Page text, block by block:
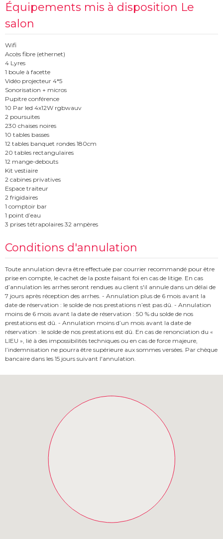
Équipements mis à disposition Le
salon
Wifi
Accès fibre (ethernet)
4 Lyres
1 boule à facette
Vidéo projecteur 4*5
Sonorisation + micros
Pupitre conférence
10 Par led 4x12W rgbwauv
2 poursuites
230 chaises noires
10 tables basses
12 tables banquet rondes 180cm
20 tables rectangulaires
12 mange-debouts
Kit vestiaire
2 cabines privatives
Espace traiteur
2 frigidaires
1 comptoir bar
1 point d’eau
3 prises tétrapolaires 32 ampères
Conditions d'annulation
Toute annulation devra être effectuée par courrier recommandé pour être
prise en compte, le cachet de la poste faisant foi en cas de litige. En cas
d’annulation les arrhes seront rendues au client s'il annule dans un délai de
7 jours après réception des arrhes. - Annulation plus de 6 mois avant la
date de réservation : le solde de nos prestations n’est pas dû. - Annulation
moins de 6 mois avant la date de réservation : 50 % du solde de nos
prestations est dû. - Annulation moins d’un mois avant la date de
réservation : le solde de nos prestations est dû. En cas de renonciation du «
LIEU », lié à des impossibilités techniques ou en cas de force majeure,
l’indemnisation ne pourra être supérieure aux sommes versées. Par chèque
bancaire dans les 15 jours suivant l'annulation.